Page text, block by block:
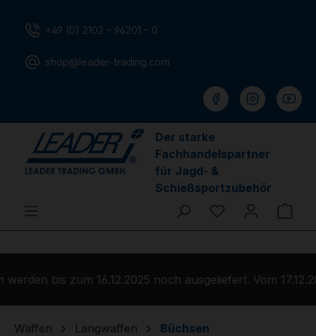
+49 (0) 2102 – 94201 – 0
shop@leader-trading.com
Der starke
Fachhandelspartner
für Jagd- &
Schießsportzubehör
Du hast 0
bis zum 16.12.2025 noch ausgeliefert. Vom
Waffen Langwaffen Büchsen